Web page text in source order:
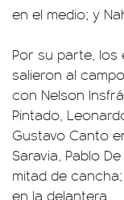
en el medio; y
Por su parte,
salieron al
con Nelson
Pintado,
Gustavo Canto
Saravia, Pablo
mitad de
en la delantera.